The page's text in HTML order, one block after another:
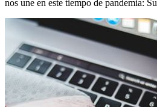
nos une en este tiempo de pandemia: